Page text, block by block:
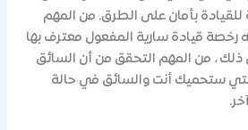
للقيادة بأمان على الطرق. من المهم
رخصة قيادة سارية المفعول معترف بها
ذلك ، من المهم التحقق من أن السائق
ستحميك أنت والسائق في حالة